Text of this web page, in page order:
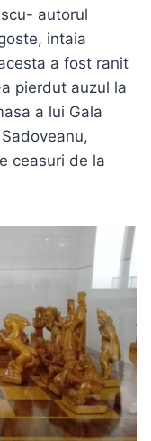
autorul
intaia
a fost ranit
pierdut auzul la
a lui Gala
ceasuri de la